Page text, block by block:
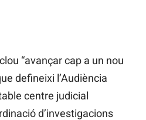
“avançar cap a un nou
defineixi l’Audiència
centre judicial
d’investigacions